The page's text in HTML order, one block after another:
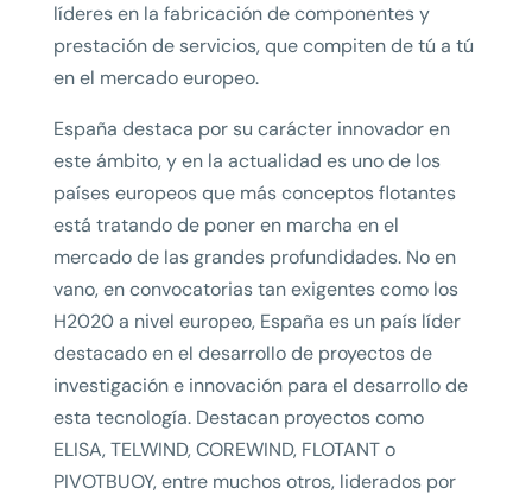
líderes en la fabricación de componentes y
prestación de servicios, que compiten de tú a tú
en el mercado europeo.
España destaca por su carácter innovador en
este ámbito, y en la actualidad es uno de los
países europeos que más conceptos flotantes
está tratando de poner en marcha en el
mercado de las grandes profundidades. No en
vano, en convocatorias tan exigentes como los
H2020 a nivel europeo, España es un país líder
destacado en el desarrollo de proyectos de
investigación e innovación para el desarrollo de
esta tecnología. Destacan proyectos como
ELISA, TELWIND, COREWIND, FLOTANT o
PIVOTBUOY, entre muchos otros, liderados por